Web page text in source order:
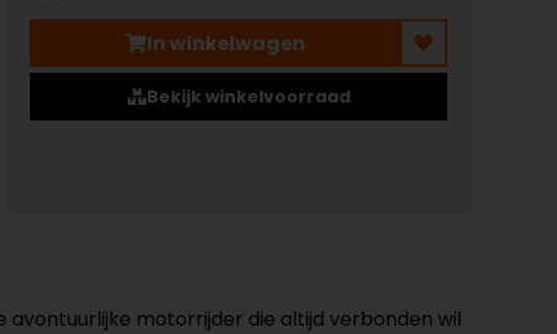
In winkelwagen
Bekijk winkelvoorraad
motorrijder die altijd verbonden wil